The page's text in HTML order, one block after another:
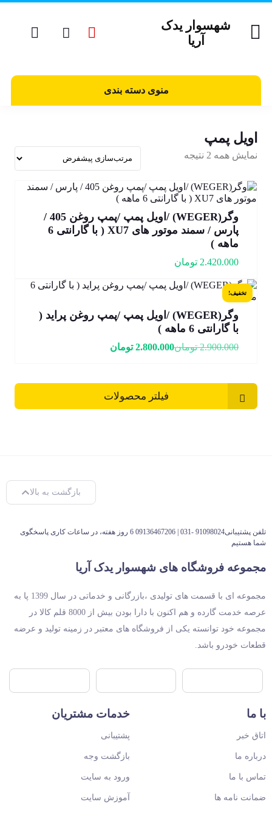
شهسوار یدک
آریا
منوی دسته بندی
اویل پمپ
نمایش همه 2 نتیجه
وگر(WEGER) /اویل پمپ /پمپ روغن 405 /
پارس / سمند موتور های XU7 ( با گارانتی 6
ماهه )
2.420.000 تومان
تخفیف!
وگر(WEGER) /اویل پمپ /پمپ روغن پراید (
با گارانتی 6 ماهه )
2.900.000 تومان2.800.000 تومان
فیلتر محصولات
بازگشت به بالا
تلفن پشتیبانی91098024 -031 | 09136467206 6 روز هفته، در ساعات کاری پاسخگوی
شما هستیم
مجموعه فروشگاه های شهسوار یدک آریا
مجموعه ای با قسمت های تولیدی ،بازرگانی و خدماتی در سال 1399 پا به
عرصه خدمت گارده و هم اکنون با دارا بودن بیش از 8000 قلم کالا در
مجموعه خود توانسته یکی از فروشگاه های معتبر در زمینه تولید و عرضه
قطعات خودرو باشد.
با ما
اتاق خبر
درباره ما
تماس با ما
ضمانت نامه ها
خدمات مشتریان
پشتیبانی
بازگشت وجه
ورود به سایت
آموزش سایت